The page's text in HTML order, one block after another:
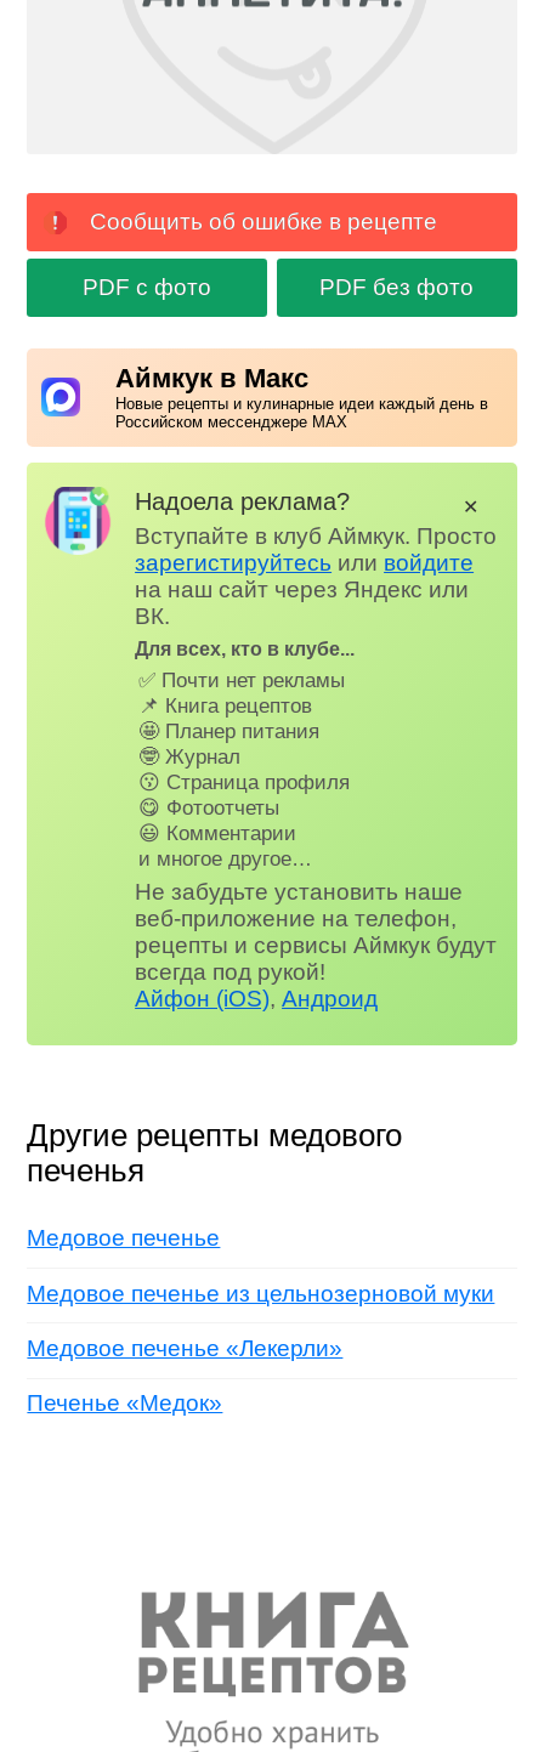
Сообщить об ошибке в рецепте
PDF с фото PDF без фото
Аймкук в Макс
Новые рецепты и кулинарные идеи каждый день в
Российском мессенджере MAX
Надоела реклама?
Вступайте в клуб Аймкук. Просто
зарегистируйтесь или войдите
на наш сайт через Яндекс или
ВК.
Для всех, кто в клубе...
✅ Почти нет рекламы
📌 Книга рецептов
🤩 Планер питания
🤓 Журнал
😗 Страница профиля
😋 Фотоотчеты
😃 Комментарии
и многое другое…
Не забудьте установить наше
веб-приложение на телефон,
рецепты и сервисы Аймкук будут
всегда под рукой!
Айфон (iOS),Андроид
✕
Другие рецепты медового
печенья
Медовое печенье
Медовое печенье из цельнозерновой муки
Медовое печенье «Лекерли»
Печенье «Медок»